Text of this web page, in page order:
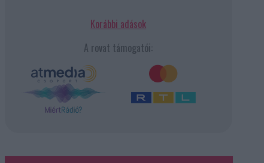
Korábbi adások
A rovat támogatói: